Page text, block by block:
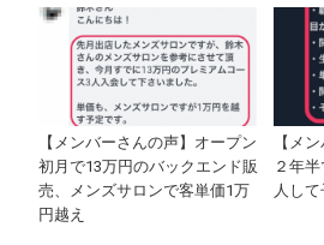
【メンバーさんの声】オープン
初月で13万円のバックエンド販
売、メンズサロンで客単価1万
円越え
【メ
２年
人し